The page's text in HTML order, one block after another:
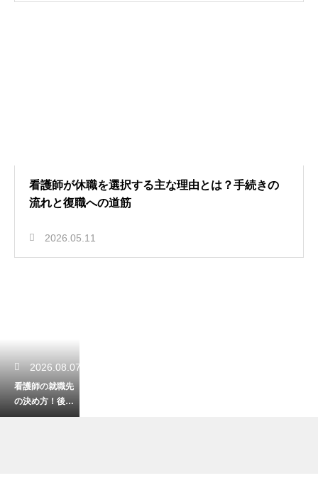
看護師が休職を選択する主な理由とは？手続きの
流れと復職への道筋
2026.05.11
2026.08.07
看護師の就職先
の決め方！後悔
しない病院選び